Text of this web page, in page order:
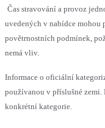
Čas stravování a provoz
uvedených v nabídce mohou
povětrnostních podmínek,
nemá vliv.
Informace o oficiální
používanou v příslušné
konkrétní kategorie.